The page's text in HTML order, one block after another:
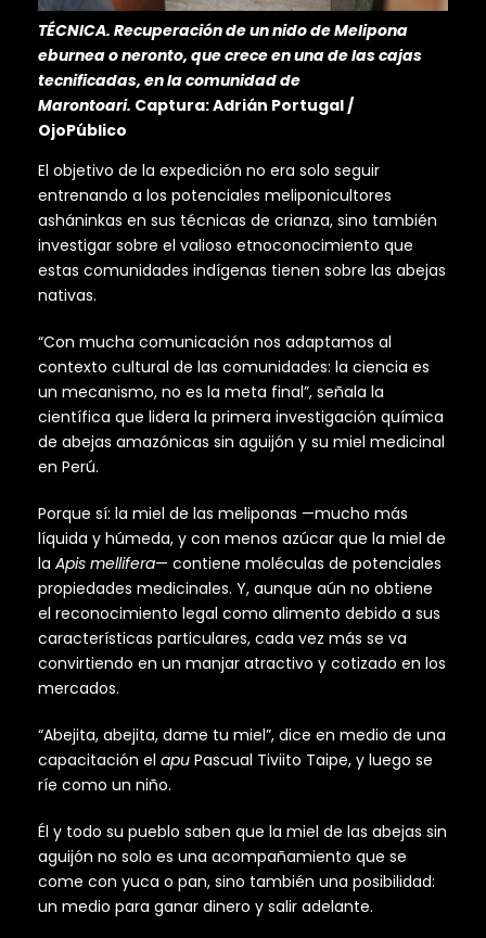
TÉCNICA. Recuperación de un nido de Melipona
eburnea o neronto, que crece en una de las cajas
tecnificadas, en la comunidad de
Marontoari. Captura: Adrián Portugal /
OjoPúblico
El objetivo de la expedición no era solo seguir
entrenando a los potenciales meliponicultores
asháninkas en sus técnicas de crianza, sino también
investigar sobre el valioso etnoconocimiento que
estas comunidades indígenas tienen sobre las abejas
nativas.
“Con mucha comunicación nos adaptamos al
contexto cultural de las comunidades: la ciencia es
un mecanismo, no es la meta final”, señala la
científica que lidera la primera investigación química
de abejas amazónicas sin aguijón y su miel medicinal
en Perú.
Porque sí: la miel de las meliponas —mucho más
líquida y húmeda, y con menos azúcar que la miel de
la Apis mellifera— contiene moléculas de potenciales
propiedades medicinales. Y, aunque aún no obtiene
el reconocimiento legal como alimento debido a sus
características particulares, cada vez más se va
convirtiendo en un manjar atractivo y cotizado en los
mercados.
“Abejita, abejita, dame tu miel”, dice en medio de una
capacitación el apu Pascual Tiviito Taipe, y luego se
ríe como un niño.
Él y todo su pueblo saben que la miel de las abejas sin
aguijón no solo es una acompañamiento que se
come con yuca o pan, sino también una posibilidad:
un medio para ganar dinero y salir adelante.